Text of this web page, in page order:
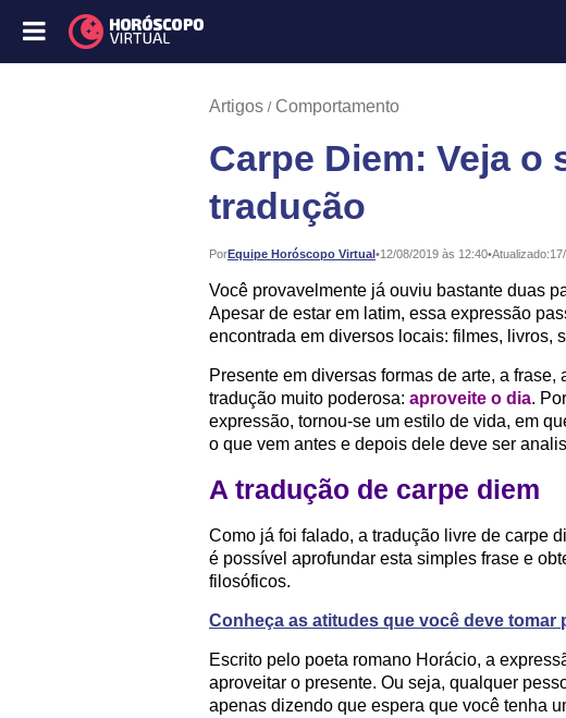
Artigos Comportamento
Carpe Diem: Veja o
tradução
PorEquipe Horóscopo Virtual•
Publicado: 12/08/2019 às 12:40•Atualizado:
Você provavelmente já ouviu bastante duas
Apesar de estar em latim, essa expressão
encontrada em diversos locais: filmes, livros,
Presente em diversas formas de arte, a
tradução muito poderosa: aproveite o dia.
expressão, tornou-se um estilo de vida, em
o que vem antes e depois dele deve ser
A tradução de carpe diem
Como já foi falado, a tradução livre de carpe
é possível aprofundar esta simples frase e
filosóficos.
Conheça as atitudes que você deve tomar
Escrito pelo poeta romano Horácio, a
aproveitar o presente. Ou seja, qualquer
apenas dizendo que espera que você tenha